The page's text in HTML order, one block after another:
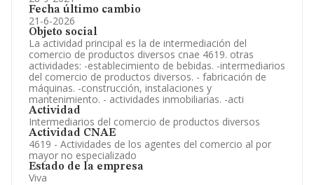
Fecha último cambio
21-6-2026
Objeto social
La actividad principal es la de intermediación del
comercio de productos diversos cnae 4619. otras
actividades: -establecimiento de bebidas. -intermediarios
del comercio de productos diversos. - fabricación de
máquinas. -construcción, instalaciones y
mantenimiento. - actividades inmobiliarias. -acti
Actividad
Intermediarios del comercio de productos diversos
Actividad CNAE
4619 - Actividades de los agentes del comercio al por
mayor no especializado
Estado de la empresa
Viva